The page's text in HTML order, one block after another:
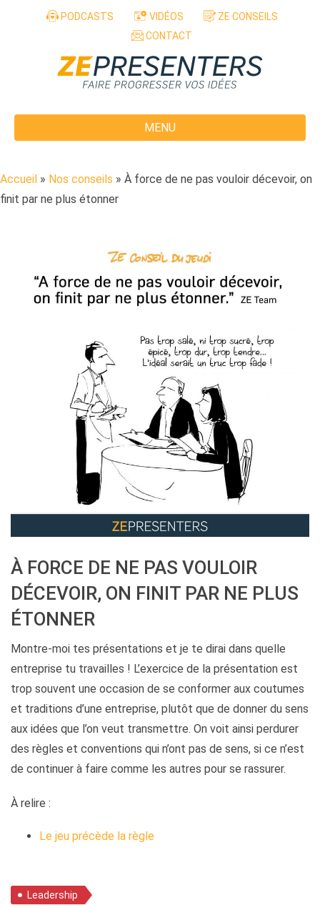
Aller au contenu
PODCASTS VIDÉOS
ZE CONSEILS
CONTACT
MENU
Accueil » Nos conseils » À force de ne pas vouloir décevoir, on
finit par ne plus étonner
À FORCE DE NE PAS VOULOIR
DÉCEVOIR, ON FINIT PAR NE PLUS
ÉTONNER
Montre-moi tes présentations et je te dirai dans quelle
entreprise tu travailles ! L’exercice de la présentation est
trop souvent une occasion de se conformer aux coutumes
et traditions d’une entreprise, plutôt que de donner du sens
aux idées que l’on veut transmettre. On voit ainsi perdurer
des règles et conventions qui n’ont pas de sens, si ce n’est
de continuer à faire comme les autres pour se rassurer.
À relire :
Le jeu précède la règle
Leadership